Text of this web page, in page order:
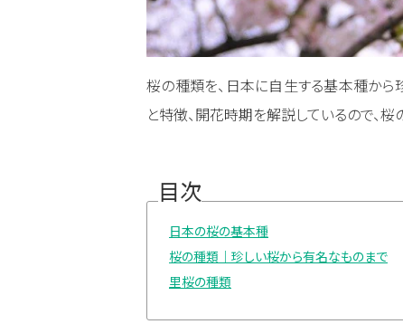
桜の種類を、日本に自生する基本種か
と特徴、開花時期を解説しているので、
目次
日本の桜の基本種
桜の種類｜珍しい桜から有名なものまで
里桜の種類